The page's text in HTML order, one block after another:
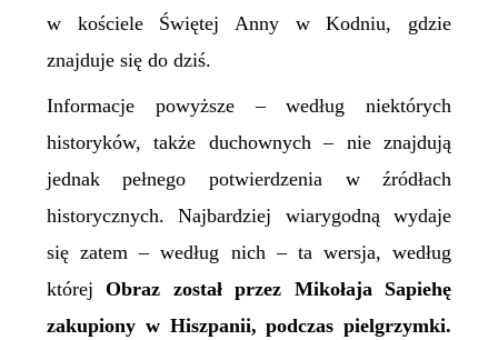
w kościele Świętej Anny w Kodniu, gdzie
znajduje się do dziś.
Informacje powyższe –według niektórych
historyków, także duchownych – nie znajdują
jednakpełnegopotwierdzenia w źródłach
historycznych.Najbardziej wiarygodną wydaje
się zatem –według nich –ta wersja, według
którejObraz został przez Mikołaja Sapiehę
zakupiony w Hiszpanii, podczas pielgrzymki.